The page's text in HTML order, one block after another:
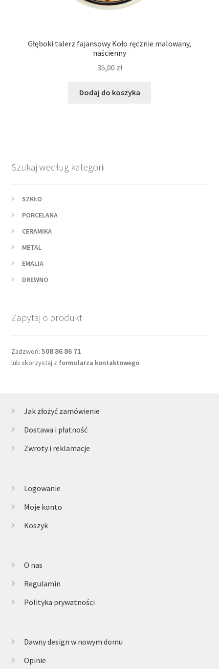
Głęboki talerz fajansowy Koło ręcznie malowany,
naścienny
35,00 zł
Dodaj do koszyka
Szukaj według kategorii
SZKŁO
PORCELANA
CERAMIKA
METAL
EMALIA
DREWNO
Zapytaj o produkt
Zadzwoń: 508 86 86 71
lub skorzystaj z formularza kontaktowego.
Jak złożyć zamówienie
Dostawa i płatność
Zwroty i reklamacje
Logowanie
Moje konto
Koszyk
O nas
Regulamin
Polityka prywatności
Dawny design w nowym domu
Opinie